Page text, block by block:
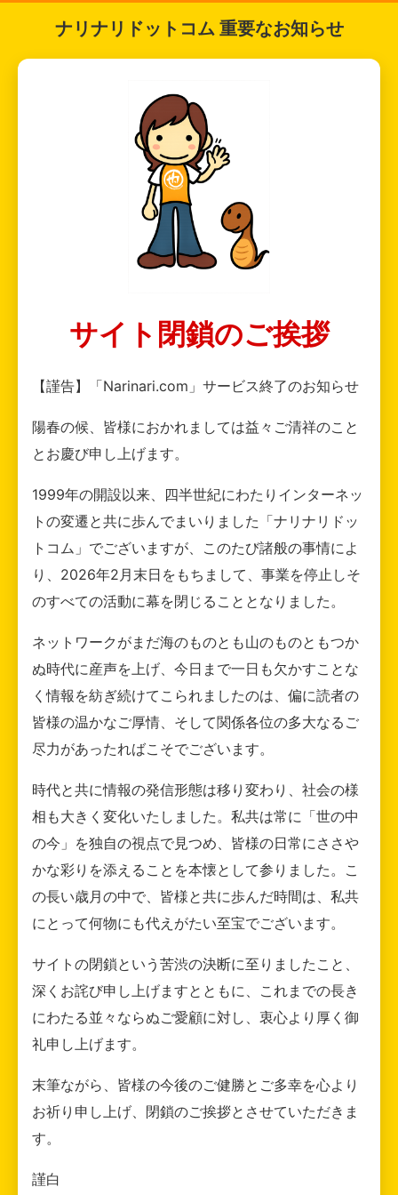
ナリナリドットコム 重要なお知らせ
サイト閉鎖のご挨拶
【謹告】「Narinari.com」サービス終了のお知らせ
陽春の候、皆様におかれましては益々ご清祥のこと
とお慶び申し上げます。
1999年の開設以来、四半世紀にわたりインターネッ
トの変遷と共に歩んでまいりました「ナリナリドッ
トコム」でございますが、このたび諸般の事情によ
り、2026年2月末日をもちまして、事業を停止しそ
のすべての活動に幕を閉じることとなりました。
ネットワークがまだ海のものとも山のものともつか
ぬ時代に産声を上げ、今日まで一日も欠かすことな
く情報を紡ぎ続けてこられましたのは、偏に読者の
皆様の温かなご厚情、そして関係各位の多大なるご
尽力があったればこそでございます。
時代と共に情報の発信形態は移り変わり、社会の様
相も大きく変化いたしました。私共は常に「世の中
の今」を独自の視点で見つめ、皆様の日常にささや
かな彩りを添えることを本懐として参りました。こ
の長い歳月の中で、皆様と共に歩んだ時間は、私共
にとって何物にも代えがたい至宝でございます。
サイトの閉鎖という苦渋の決断に至りましたこと、
深くお詫び申し上げますとともに、これまでの長き
にわたる並々ならぬご愛顧に対し、衷心より厚く御
礼申し上げます。
末筆ながら、皆様の今後のご健勝とご多幸を心より
お祈り申し上げ、閉鎖のご挨拶とさせていただきま
す。
謹白